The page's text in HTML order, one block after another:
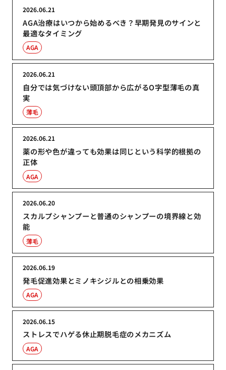
AGA治療はいつから始めるべき？早期発見のサインと
最適なタイミング
2026.06.21
AGA
自分では気づけない頭頂部から広がるO字型薄毛の真
実
2026.06.21
薄毛
薬の形や色が違っても効果は同じという科学的根拠の
正体
2026.06.21
AGA
スカルプシャンプーと普通のシャンプーの境界線と効
能
2026.06.20
薄毛
発毛促進効果とミノキシジルとの相乗効果
2026.06.19
AGA
ストレスでハゲる休止期脱毛症のメカニズム
2026.06.15
AGA